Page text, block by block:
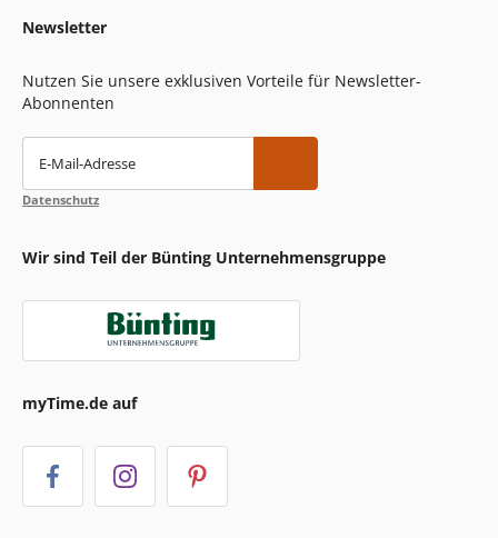
Newsletter
Nutzen Sie unsere exklusiven Vorteile für Newsletter-
Abonnenten
E-Mail-Adresse
Datenschutz
Wir sind Teil der Bünting Unternehmensgruppe
myTime.de auf